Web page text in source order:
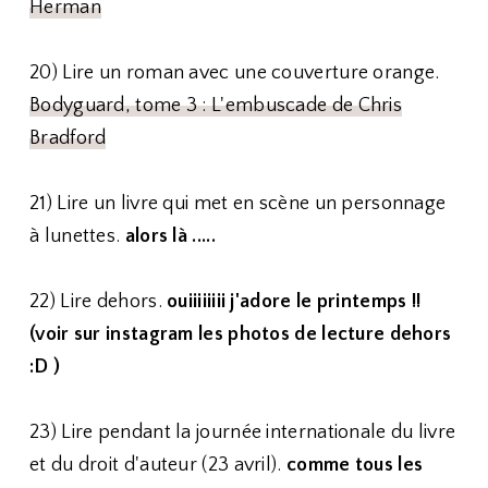
Herman
20) Lire un roman avec une couverture orange.
Bodyguard, tome 3 : L'embuscade de Chris
Bradford
21) Lire un livre qui met en scène un personnage
à lunettes. alors là .....
22) Lire dehors. ouiiiiiiii j'adore le printemps !!
(voir sur instagram les photos de lecture dehors
:D )
23) Lire pendant la journée internationale du livre
et du droit d'auteur (23 avril). comme tous les